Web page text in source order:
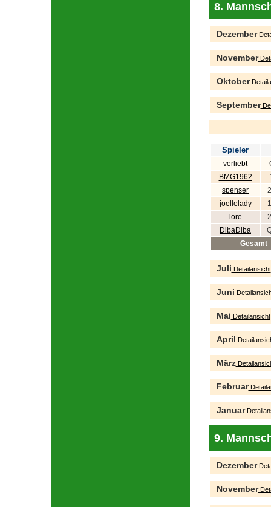
8.
Dezember
November
Oktober
September
Spieler
verliebt
BMG1962
spenser
joellelady
lore
DibaDiba
Gesamt
Juli Detailansicht
Juni
Mai Detailansicht
April
März
Februar
Januar
9.
Dezember
November